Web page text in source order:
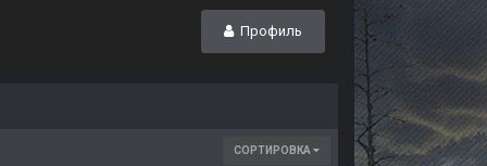
Профиль
СОРТИРОВКА